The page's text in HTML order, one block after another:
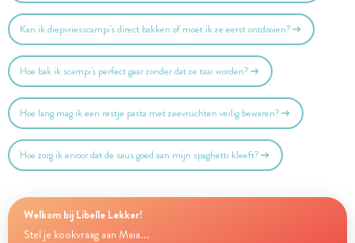
Kan ik diepvriesscampi's direct bakken of moet ik ze eerst ontdooien?
Hoe bak ik scampi's perfect gaar zonder dat ze taai worden?
Hoe lang mag ik een restje pasta met zeevruchten veilig bewaren?
Hoe zorg ik ervoor dat de saus goed aan mijn spaghetti kleeft?
Welkom bij Libelle Lekker!
Stel je kookvraag aan Maia...